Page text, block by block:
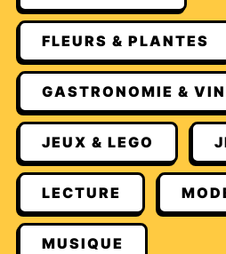
FLEURS & PLANTES
GASTRONOMIE & VIN
JEUX & LEGO
LECTURE
MUSIQUE